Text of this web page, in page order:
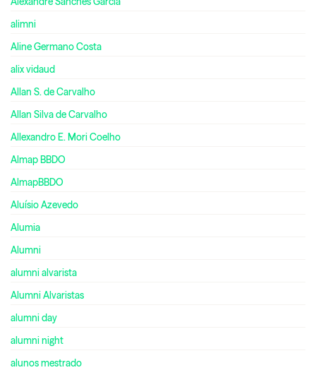
alimni
Aline Germano Costa
alix vidaud
Allan S. de Carvalho
Allan Silva de Carvalho
Allexandro E. Mori Coelho
Almap BBDO
AlmapBBDO
Aluísio Azevedo
Alumia
Alumni
alumni alvarista
Alumni Alvaristas
alumni day
alumni night
alunos mestrado